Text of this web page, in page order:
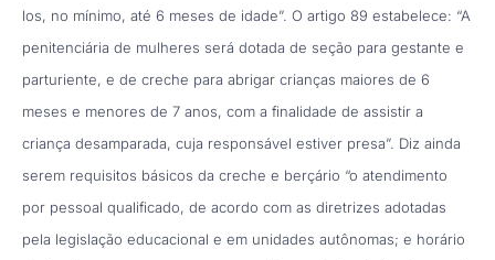
los, no mínimo, até 6 meses de idade”. O artigo 89 estabelece: “A
penitenciária de mulheres será dotada de seção para gestante e
parturiente, e de creche para abrigar crianças maiores de 6
meses e menores de 7 anos, com a finalidade de assistir a
criança desamparada, cuja responsável estiver presa”. Diz ainda
serem requisitos básicos da creche e berçário “o atendimento
por pessoal qualificado, de acordo com as diretrizes adotadas
pela legislação educacional e em unidades autônomas; e horário